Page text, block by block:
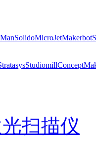
SolidoMicroJetMakerbot
StudiomillConcept
扫描仪